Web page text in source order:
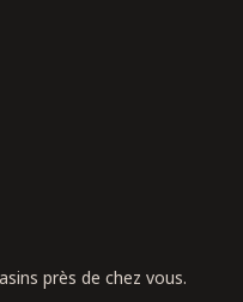
près de chez vous.